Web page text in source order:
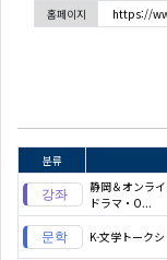
홈페이지
https://
분류
静岡＆オンラ
ドラマ・O...
K-文学トーク